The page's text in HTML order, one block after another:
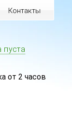
Контакты
пуста
от 2 часов